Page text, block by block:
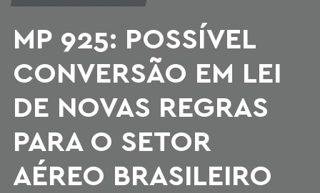
MP 925: POSSÍVEL
CONVERSÃO EM LEI
DE NOVAS REGRAS
PARA O SETOR
AÉREO BRASILEIRO